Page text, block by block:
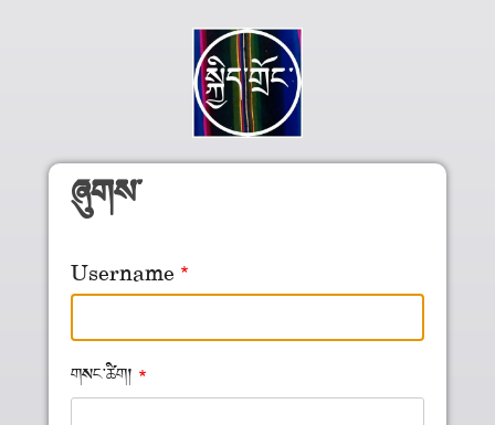
Skip to main content
ཞུགས་
Username
གསང་ཚིག།